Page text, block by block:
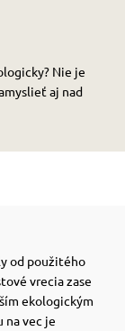
Nie je
aj nad
od použitého
vrecia zase
ekologickým
na vec je